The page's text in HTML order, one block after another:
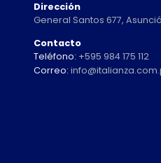
Dirección
General Santos 677,
Contacto
Teléfono: +595 984 175 112
Correo: